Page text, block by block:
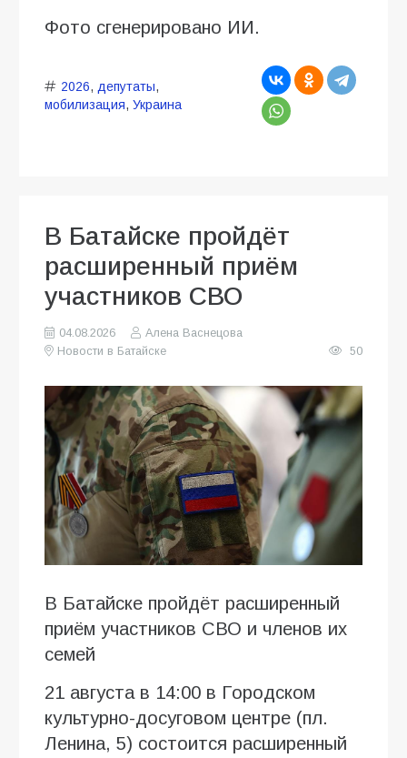
Фото сгенерировано ИИ.
2026, депутаты,
мобилизация, Украина
В Батайске пройдёт
расширенный приём
участников СВО
04.08.2026
Алена Васнецова
Новости в Батайске
50
В Батайске пройдёт расширенный
приём участников СВО и членов их
семей
21 августа в 14:00 в Городском
культурно-досуговом центре (пл.
Ленина, 5) состоится расширенный